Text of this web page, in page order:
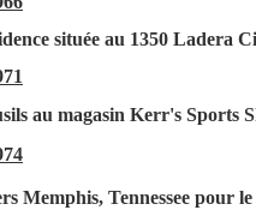
située au 1350 Ladera
au magasin Kerr's Sports
Memphis, Tennessee pour